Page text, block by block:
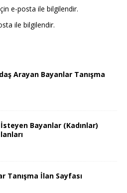
e-posta ile bilgilendir.
ile bilgilendir.
Arayan Bayanlar Tanışma
Bayanlar (Kadınlar)
Tanışma İlan Sayfası